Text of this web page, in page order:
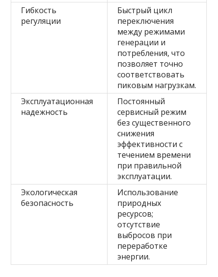
Гибкость
регуляции
Быстрый цикл
переключения
между режимами
генерации и
потребления, что
позволяет точно
соответствовать
пиковым нагрузкам.
Эксплуатационная
надежность
Постоянный
сервисный режим
без существенного
снижения
эффективности с
течением времени
при правильной
эксплуатации.
Экологическая
безопасность
Использование
природных
ресурсов;
отсутствие
выбросов при
переработке
энергии.